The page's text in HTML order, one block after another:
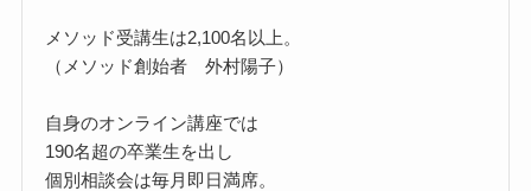
メソッド受講生は2,100名以上。
（メソッド創始者 外村陽子）
自身のオンライン講座では
190名超の卒業生を出し
個別相談会は毎月即日満席。